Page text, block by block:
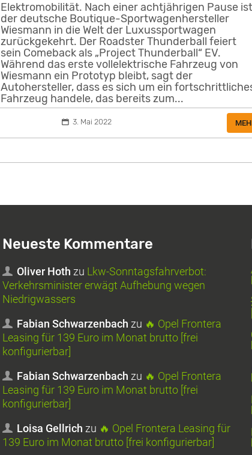
Elektromobilität. Nach einer achtjährigen Pause ist
der deutsche Boutique-Sportwagenhersteller
Wiesmann in die Welt der Luxussportwagen
zurückgekehrt. Der Roadster Thunderball feiert
sein Comeback als „Project Thunderball“ EV.
Während das erste vollelektrische Fahrzeug von
Wiesmann ein Prototyp bleibt, sagt der
Autohersteller, dass es sich um ein
Fahrzeug handele, das bereits zum...
3. Mai 2022
Neueste Kommentare
Oliver Hoth zu Lkw-Sonntagsfahrverbot:
Verkehrsminister erwägt Aufhebung wegen
Niedrigwassers
Fabian Schwarzenbach zu 🔥 Opel Frontera
Leasing für 139 Euro im Monat brutto [frei
konfigurierbar]
Fabian Schwarzenbach zu 🔥 Opel Frontera
Leasing für 139 Euro im Monat brutto [frei
konfigurierbar]
Loisa Gellrich zu 🔥 Opel Frontera Leasing für
139 Euro im Monat brutto [frei konfigurierbar]